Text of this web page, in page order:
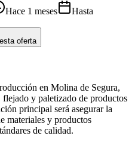
Hace 1 meses
Hasta
oferta
en Molina de Segura,
flejado y paletizado de productos
principal será asegurar la
materiales y productos
de calidad.